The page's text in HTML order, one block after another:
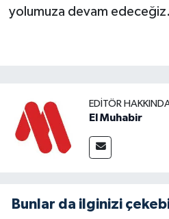
yolumuza devam
EDITÖR
El Muhabir
Bunlar da ilginizi